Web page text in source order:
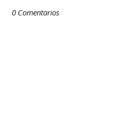
0 Comentarios